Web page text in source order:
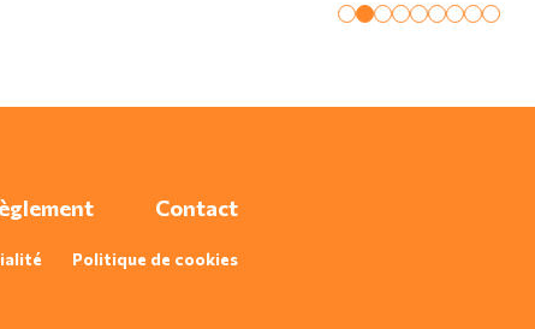
Contact
Politique de cookies